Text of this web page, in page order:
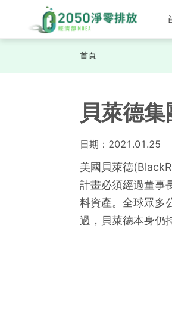
首頁
貝萊德
日期： 2021.01.25
美國貝萊德
計畫必須經過董事
料資產。全球眾多
過，貝萊德本身仍